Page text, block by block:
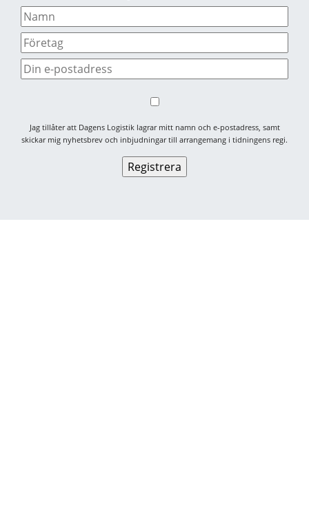
Jag tillåter att Dagens Logistik lagrar mitt namn och e-postadress, samt
skickar mig nyhetsbrev och inbjudningar till arrangemang i tidningens regi.